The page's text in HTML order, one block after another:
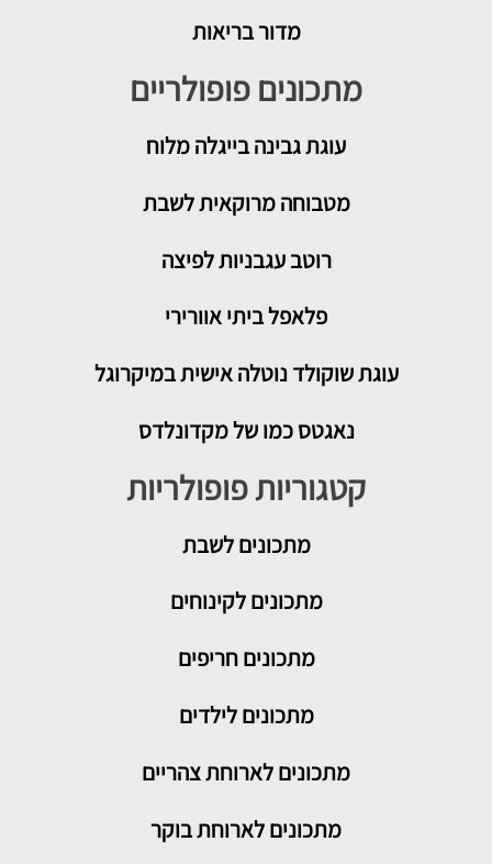
מדור בריאות
מתכונים פופולריים
עוגת גבינה בייגלה מלוח
מטבוחה מרוקאית לשבת
רוטב עגבניות לפיצה
פלאפל ביתי אוורירי
עוגת שוקולד נוטלה אישית במיקרוגל
נאגטס כמו של מקדונלדס
קטגוריות פופולריות
מתכוניםלשבת
מתכונים לקינוחים
מתכונים חריפים
מתכונים לילדים
מתכונים לארוחת צהריים
מתכונים לארוחת בוקר